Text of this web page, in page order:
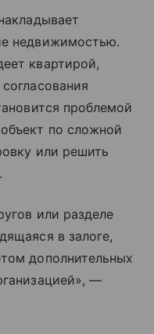
недвижимостью.
квартирой,
проблемой
по сложной
или решить
или разделе
в залоге,
дополнительных
—